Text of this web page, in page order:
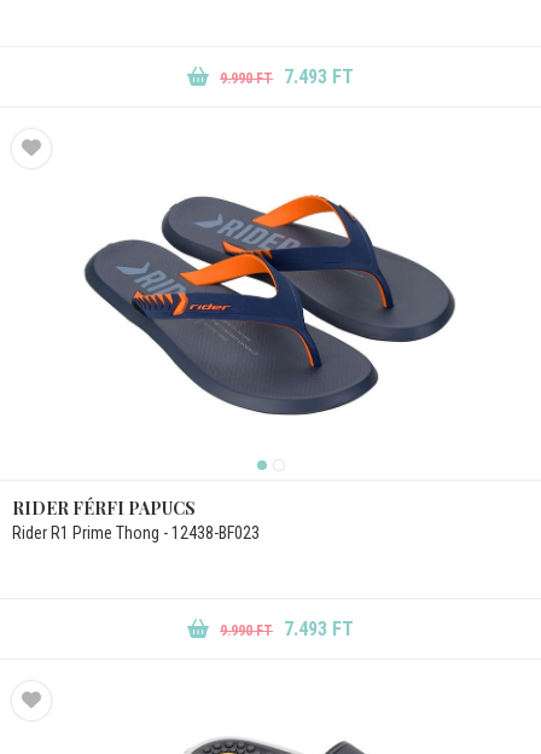
9.990 FT 7.493 FT
RIDER FÉRFI PAPUCS
Rider R1 Prime Thong - 12438-BF023
9.990 FT 7.493 FT